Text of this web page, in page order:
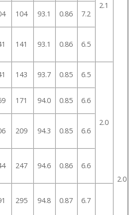
2.1
2.0
104 93.1 0.86 7.2
141 93.1 0.86 6.5
143 93.7 0.85 6.5
2.0
171 94.0 0.85 6.6
209 94.3 0.85 6.6
247 94.6 0.86 6.6
295 94.8 0.87 6.7